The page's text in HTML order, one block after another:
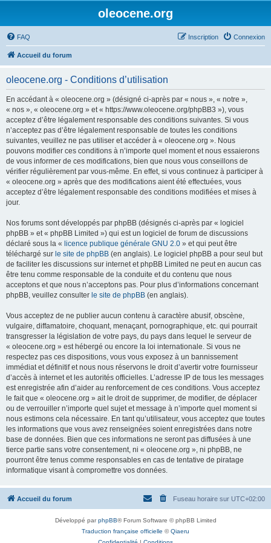
oleocene.org
FAQ Connexion
Inscription
Accueil du forum
oleocene.org - Conditions d’utilisation
En accédant à « oleocene.org » (désigné ci-après par « nous », « notre »,
« nos », « oleocene.org » et « https://www.oleocene.org/phpBB3 »), vous
acceptez d’être légalement responsable des conditions suivantes. Si vous
n’acceptez pas d’être légalement responsable de toutes les conditions
suivantes, veuillez ne pas utiliser et accéder à « oleocene.org ». Nous
pouvons modifier ces conditions à n’importe quel moment et nous essaierons
de vous informer de ces modifications, bien que nous vous conseillons de
vérifier régulièrement par vous-même. En effet, si vous continuez à participer à
« oleocene.org » après que des modifications aient été effectuées, vous
acceptez d’être légalement responsable des conditions modifiées et mises à
jour.
Nos forums sont développés par phpBB (désignés ci-après par « logiciel
phpBB » et « phpBB Limited ») qui est un logiciel de forum de discussions
déclaré sous la « licence publique générale GNU 2.0 » et qui peut être
téléchargé sur le site de phpBB (en anglais). Le logiciel phpBB a pour seul but
de faciliter les discussions sur internet et phpBB Limited ne peut en aucun cas
être tenu comme responsable de la conduite et du contenu que nous
acceptons et que nous n’acceptons pas. Pour plus d’informations concernant
phpBB, veuillez consulter le site de phpBB (en anglais).
Vous acceptez de ne publier aucun contenu à caractère abusif, obscène,
vulgaire, diffamatoire, choquant, menaçant, pornographique, etc. qui pourrait
transgresser la législation de votre pays, du pays dans lequel le serveur de
« oleocene.org » est hébergé ou encore la loi internationale. Si vous ne
respectez pas ces dispositions, vous vous exposez à un bannissement
immédiat et définitif et nous nous réservons le droit d’avertir votre fournisseur
d’accès à internet et les autorités officielles. L’adresse IP de tous les messages
est enregistrée afin d’aider au renforcement de ces conditions. Vous acceptez
le fait que « oleocene.org » ait le droit de supprimer, de modifier, de déplacer
ou de verrouiller n’importe quel sujet et message à n’importe quel moment si
nous estimons cela nécessaire. En tant qu’utilisateur, vous acceptez que toutes
les informations que vous avez renseignées soient enregistrées dans notre
base de données. Bien que ces informations ne seront pas diffusées à une
tierce partie sans votre consentement, ni « oleocene.org », ni phpBB, ne
pourront être tenus comme responsables en cas de tentative de piratage
informatique visant à compromettre vos données.
Accueil du forum Fuseau horaire sur UTC+02:00
Développé parphpBB® Forum Software © phpBB Limited
Traduction française officielle ©Qiaeru